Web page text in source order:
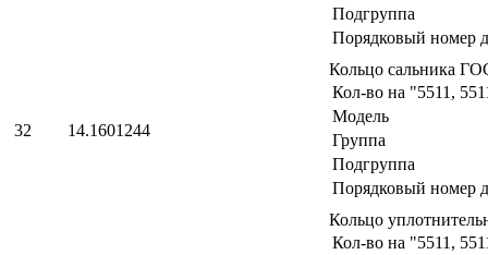
Подгруппа
Порядковый номер
32 14.1601244
Кольцо сальника
Кол-во на "5511,
Модель
Группа
Подгруппа
Порядковый номер
Кольцо
Кол-во на "5511,